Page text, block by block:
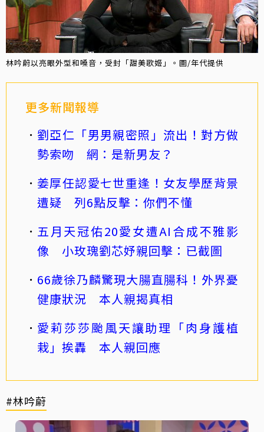
林吟蔚以亮眼外型和嗓音，受封「甜美歌姬」。圖/年代提供
更多新聞報導
劉亞仁「男男親密照」流出！對方做
勢索吻 網：是新男友？
姜厚任認愛七世重逢！女友學歷背景
遭疑 列6點反擊：你們不懂
五月天冠佑20愛女遭AI合成不雅影
像 小玫瑰劉芯妤親回擊：已截圖
66歲徐乃麟驚現大腸直腸科！外界憂
健康狀況 本人親揭真相
愛莉莎莎颱風天讓助理「肉身護植
栽」挨轟 本人親回應
#林吟蔚